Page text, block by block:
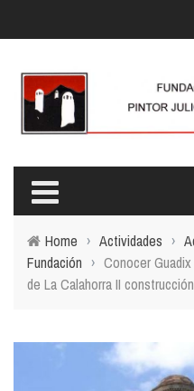
Home › Actividades ›
Fundación › Conocer
de La Calahorra II